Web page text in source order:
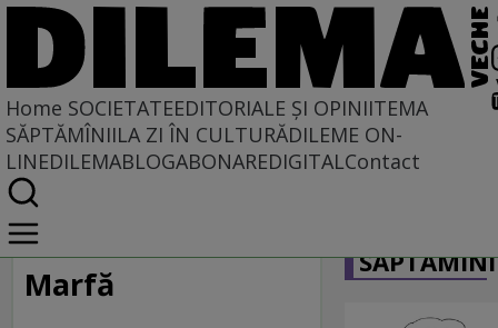
Home SOCIETATEEDITORIALE ȘI OPINIITEMA
SĂPTĂMÎNIILA ZI ÎN CULTURĂDILEME ON-
LINEDILEMABLOGABONAREDIGITALContact
Home
Societate
MASS COMEDIA
Marfă